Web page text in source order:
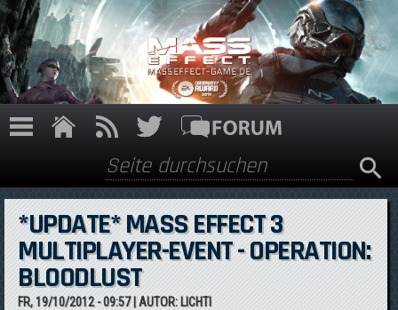
Direkt zum Inhalt
Suchformular
Suche
*UPDATE* MASS EFFECT 3
MULTIPLAYER-EVENT - OPERATION:
BLOODLUST
FR, 19/10/2012 - 09:57| AUTOR: LICHTI